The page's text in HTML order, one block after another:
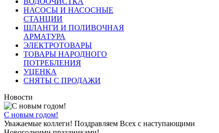
НАСОСЫ И НАСОСНЫЕ
СТАНЦИИ
ШЛАНГИ И ПОЛИВОЧНАЯ
АРМАТУРА
ЭЛЕКТРОТОВАРЫ
ТОВАРЫ НАРОДНОГО
ПОТРЕБЛЕНИЯ
УЦЕНКА
СНЯТЫ С ПРОДАЖИ
Новости
С новым годом!
Уважаемые коллеги! Поздравляем Всех с наступающими